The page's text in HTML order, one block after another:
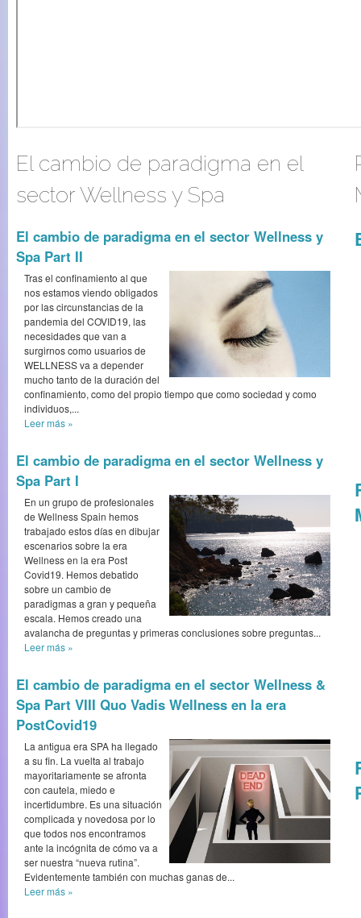
El cambio de paradigma en el
sector Wellness y Spa
El cambio de paradigma en el sector Wellness y
Spa Part II
Tras el confinamiento al que
nos estamos viendo obligados
por las circunstancias de la
pandemia del COVID19, las
necesidades que van a
surgirnos como usuarios de
WELLNESS va a depender
mucho tanto de la duración del
confinamiento, como del propio tiempo que como sociedad y como
individuos,...
Leer más »
El cambio de paradigma en el sector Wellness y
Spa Part I
En un grupo de profesionales
de Wellness Spain hemos
trabajado estos días en dibujar
escenarios sobre la era
Wellness en la era Post
Covid19. Hemos debatido
sobre un cambio de
paradigmas a gran y pequeña
escala. Hemos creado una
avalancha de preguntas y primeras conclusiones sobre preguntas...
Leer más »
El cambio de paradigma en el sector Wellness &
Spa Part VIII Quo Vadis Wellness en la era
PostCovid19
La antigua era SPA ha llegado
a su fin. La vuelta al trabajo
mayoritariamente se afronta
con cautela, miedo e
incertidumbre. Es una situación
complicada y novedosa por lo
que todos nos encontramos
ante la incógnita de cómo va a
ser nuestra “nueva rutina”.
Evidentemente también con muchas ganas de...
Leer más »